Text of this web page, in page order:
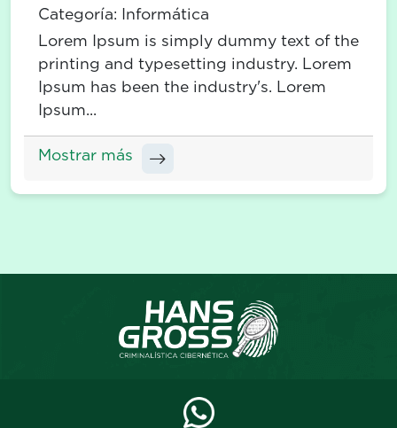
Categoría: Informática
Lorem Ipsum is simply dummy text of the
printing and typesetting industry. Lorem
Ipsum has been the industry's. Lorem
Ipsum...
Mostrar más